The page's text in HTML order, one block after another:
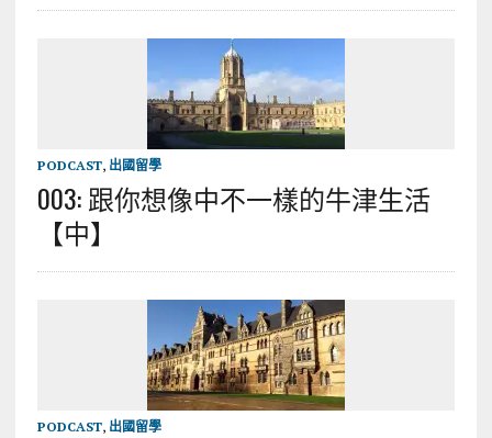
PODCAST, 出國留學
003: 跟你想像中不一樣的牛津生活
【中】
PODCAST, 出國留學